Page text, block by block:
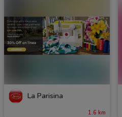
La Parisina
1.6 km